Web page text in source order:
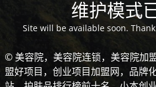
维护模式
Site will be available soon.
© 美容院，美容院连锁，美容院加
盟好项目，创业项目加盟网，品牌